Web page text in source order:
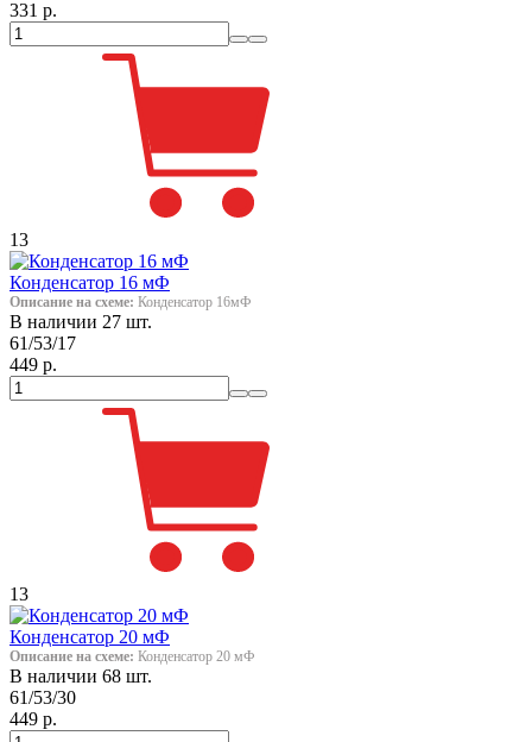
331 р.
13
Конденсатор 16 мФ
Описание на схеме: Конденсатор 16мФ
В наличии 27 шт.
61/53/17
449 р.
13
Конденсатор 20 мФ
Описание на схеме: Конденсатор 20 мФ
В наличии 68 шт.
61/53/30
449 р.